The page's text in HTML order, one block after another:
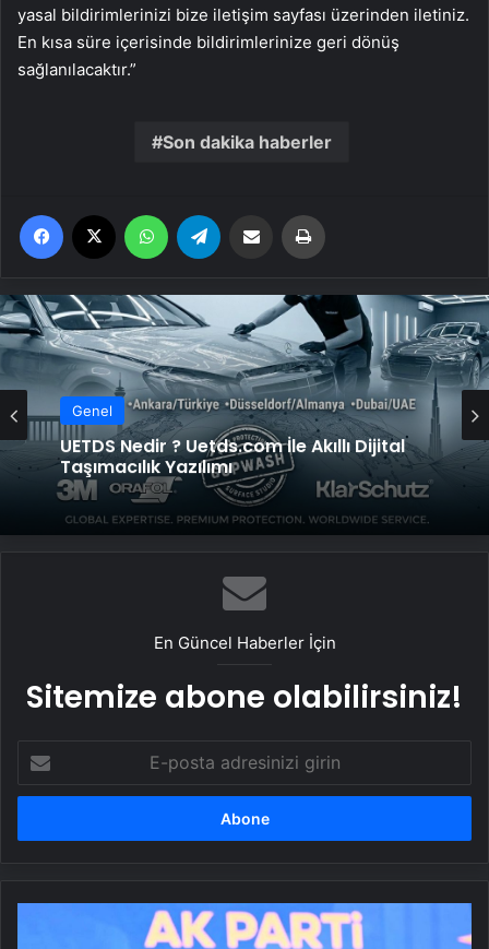
yasal bildirimlerinizi bize iletişim sayfası üzerinden iletiniz.
En kısa süre içerisinde bildirimlerinize geri dönüş
sağlanılacaktır.”
Son dakika haberler
Facebook WhatsApp Email'den paylaş
Genel
UETDS Nedir ? Uetds.com İle Akıllı Dijital
Taşımacılık Yazılımı
En Güncel Haberler İçin
Sitemize abone olabilirsiniz!
posta
adresinizi